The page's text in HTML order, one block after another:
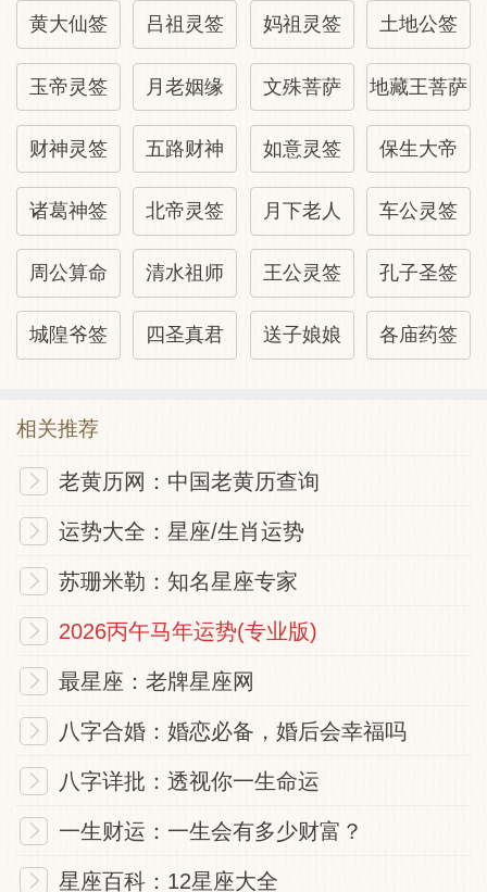
黄大仙签 吕祖灵签 妈祖灵签 土地公签
玉帝灵签 月老姻缘 文殊菩萨 地藏王菩萨
财神灵签 五路财神 如意灵签 保生大帝
诸葛神签 北帝灵签 月下老人 车公灵签
周公算命 清水祖师 王公灵签 孔子圣签
城隍爷签 四圣真君 送子娘娘 各庙药签
相关推荐
老黄历网：中国老黄历查询
运势大全：星座/生肖运势
苏珊米勒：知名星座专家
2026丙午马年运势(专业版)
最星座：老牌星座网
八字合婚：婚恋必备，婚后会幸福吗
八字详批：透视你一生命运
一生财运：一生会有多少财富？
星座百科：12星座大全